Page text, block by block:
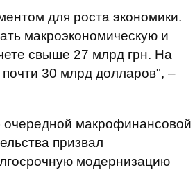
для роста экономики.
макроэкономическую и
свыше 27 млрд грн. На
30 млрд долларов", –
макрофинансовой
призвал
модернизацию